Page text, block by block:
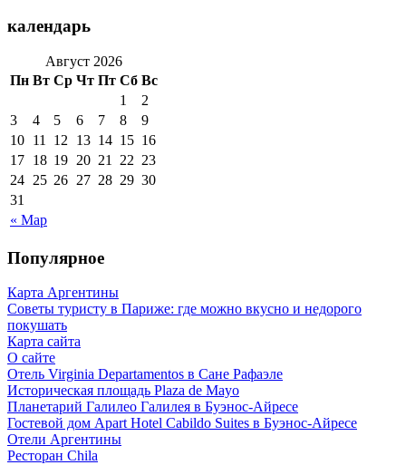
календарь
Август 2026
Пн Вт Ср Чт Пт Сб Вс
« Мар
1
2
3
4 5 6 7 8
9
10 11 12 13 14 15 16
17 18 19 20 21 22 23
24 25 26 27 28 29 30
31
Популярное
Карта Аргентины
Советы туристу в Париже: где можно вкусно и недорого
покушать
Карта сайта
О сайте
Отель Virginia Departamentos в Сане Рафаэле
Историческая площадь Plaza de Mayo
Планетарий Галилео Галилея в Буэнос-Айресе
Гостевой дом Apart Hotel Cabildo Suites в Буэнос-Айресе
Отели Аргентины
Ресторан Chila